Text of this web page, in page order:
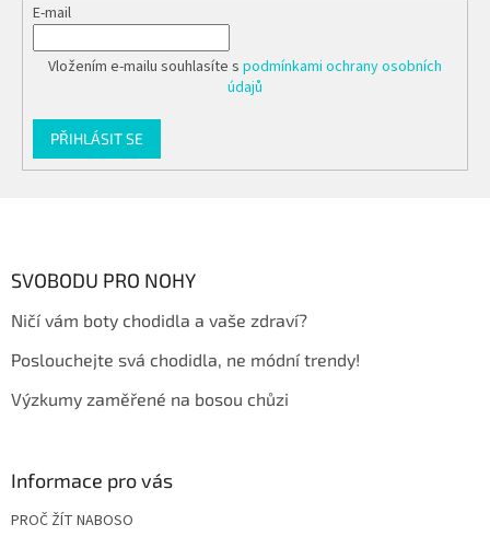
E-mail
Vložením e-mailu souhlasíte s podmínkami ochrany osobních
údajů
PŘIHLÁSIT SE
SVOBODU PRO NOHY
Ničí vám boty chodidla a vaše zdraví?
Poslouchejte svá chodidla, ne módní trendy!
Výzkumy zaměřené na bosou chůzi
Informace pro vás
PROČ ŽÍT NABOSO